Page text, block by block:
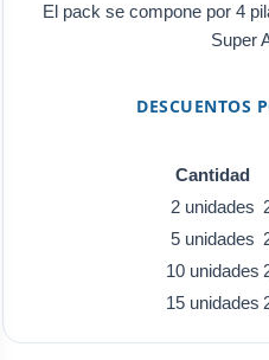
El pack se compone por 4
Super
DESCUENTOS
Cantidad
2 unidades
5 unidades
10 unidades
15 unidades